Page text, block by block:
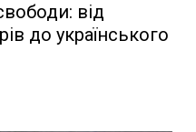
від
до українського